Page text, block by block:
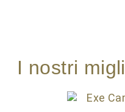
I nostri